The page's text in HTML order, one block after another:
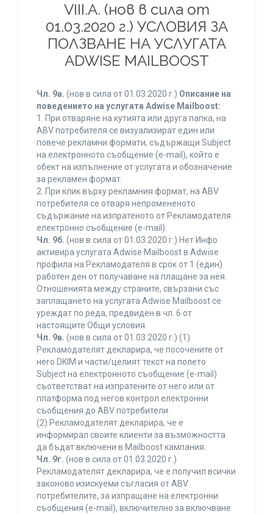
VIII.A. (нов в сила от
01.03.2020 г.) УСЛОВИЯ ЗА
ПОЛЗВАНЕ НА УСЛУГАТА
ADWISE MAILBOOST
Чл. 9а. (нов в сила от 01.03.2020 г.) Описание на
поведението на услугата Adwise Mailboost:
1. При отваряне на кутията или друга папка, на
ABV потребителя се визуализират един или
повече рекламни формати, съдържащи Subject
на електронното съобщение (e-mail), който е
обект на изпълнение от услугата и обозначение
за рекламен формат.
2. При клик върху рекламния формат, на ABV
потребителя се отваря непромененото
съдържание на изпратеното от Рекламодателя
електронно съобщение (e-mail).
Чл. 9б. (нов в сила от 01.03.2020 г.) Нет Инфо
активира услугата Adwise Mailboost в Adwise
профила на Рекламодателя в срок от 1 (един)
работен ден от получаване на плащане за нея.
Отношенията между страните, свързани със
заплащането на услугата Adwise Mailboost се
уреждат по реда, предвиден в чл. 6 от
настоящите Общи условия.
Чл. 9в. (нов в сила от 01.03.2020 г.) (1)
Рекламодателят декларира, че посочените от
него DKIM и части/целият текст на полето
Subject на електронното съобщение (e-mail)
съответстват на изпратените от него или от
платформа под негов контрол електронни
съобщения до ABV потребители.
(2) Рекламодателят декларира, че е
информирал своите клиенти за възможността
да бъдат включени в Mailboost кампания.
Чл. 9г. (нов в сила от 01.03.2020 г.)
Рекламодателят декларира, че е получил всички
законово изискуеми съгласия от ABV
потребителите, за изпращане на електронни
съобщения (e-mail), включително за включване